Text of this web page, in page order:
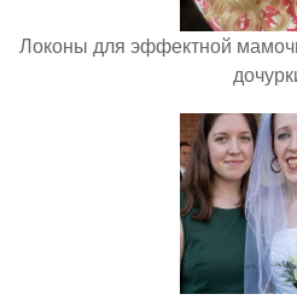
Локоны для эффектной